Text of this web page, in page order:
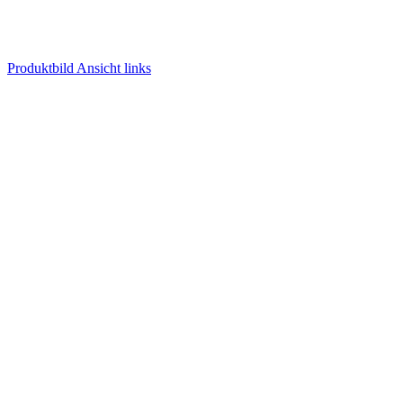
Produktbild Ansicht links